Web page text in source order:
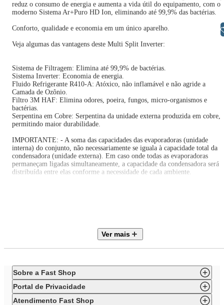
reduz o consumo de energia e aumenta a vida útil do equipamento, com o
moderno Sistema Ar+Puro HD Ion, eliminando até 99,9% das bactérias.
Conforto, qualidade e economia em um único aparelho.
Veja algumas das vantagens deste Multi Split Inverter:
Sistema de Filtragem: Elimina até 99,9% de bactérias.
Sistema Inverter: Economia de energia.
Fluido Refrigerante R410-A: Atóxico, não inflamável e não agride a
Camada de Ozônio.
Filtro 3M HAF: Elimina odores, poeira, fungos, micro-organismos e
bactérias.
Serpentina em Cobre: Serpentina da unidade externa produzida em cobre,
permitindo maior durabilidade.
IMPORTANTE: - A soma das capacidades das evaporadoras (unidade
interna) do conjunto, não necessariamente se iguala à capacidade total da
condensadora (unidade externa). Em caso onde todas as evaporadoras
permaneçam ligadas simultaneamente, a capacidade da condensadora será
distribuída entre elas conforme a necessidade de cada ambiente.
2 (Duas) Evaporadora Cassete 1 Via 18.000 BTU/h,
2 (Dois) Controles remoto,
1 (Uma) Condensadora 36.000 BTU/h,
Painéis das evaporadoras (Cassete).
Ver mais
Sobre a Fast Shop
Portal de Privacidade
Atendimento Fast Shop